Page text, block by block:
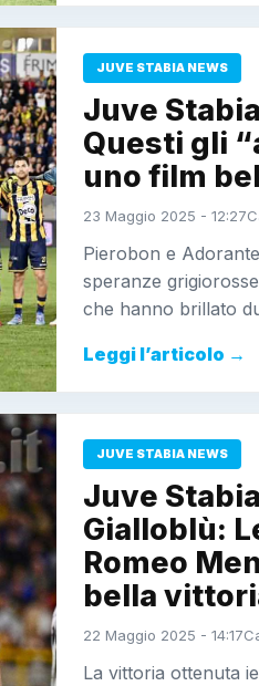
JUVE STABIA NEWS
Juve
Questi gli
uno film
23 Maggio 2025 - 12:27
Pierobon e
speranze
che hanno brillato
Leggi l’articolo →
JUVE STABIA NEWS
Juve
Gialloblù:
Romeo
bella
22 Maggio 2025 - 14:17
La vittoria ottenuta